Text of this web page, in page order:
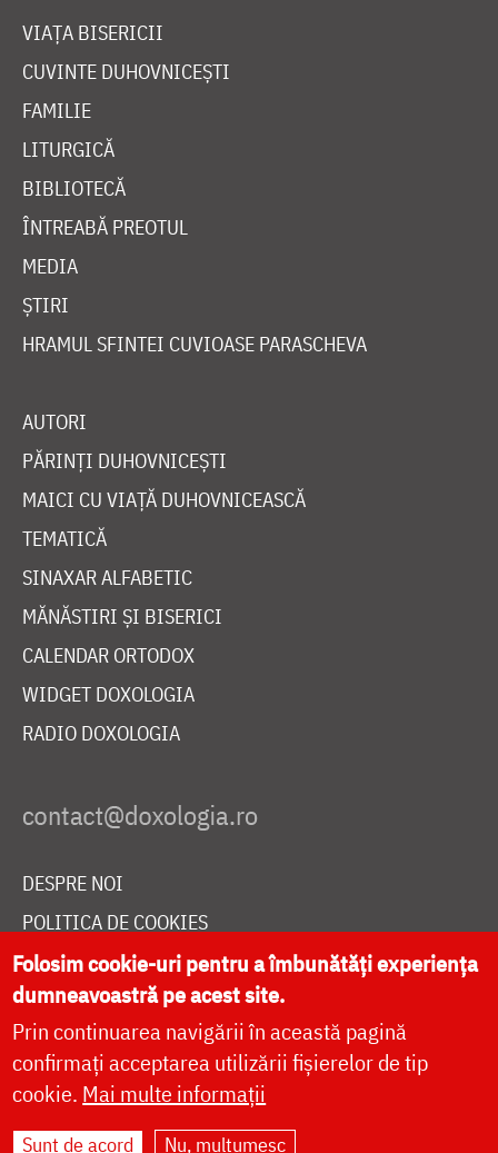
VIAȚA BISERICII
CUVINTE DUHOVNICEȘTI
FAMILIE
LITURGICĂ
BIBLIOTECĂ
ÎNTREABĂ PREOTUL
MEDIA
ȘTIRI
HRAMUL SFINTEI CUVIOASE PARASCHEVA
AUTORI
PĂRINȚI DUHOVNICEȘTI
MAICI CU VIAȚĂ DUHOVNICEASCĂ
TEMATICĂ
SINAXAR ALFABETIC
MĂNĂSTIRI ȘI BISERICI
CALENDAR ORTODOX
WIDGET DOXOLOGIA
RADIO DOXOLOGIA
DESPRE NOI
POLITICA DE COOKIES
DONEAZĂ ONLINE PENTRU CATEDRALA NAȚIONALĂ
LIVE
Folosim cookie-uri pentru a îmbunătăți experiența
dumneavoastră pe acest site.
Prin continuarea navigării în această pagină
confirmați acceptarea utilizării fișierelor de tip
cookie. Mai multe informații
Sunt de acord Nu, mulțumesc